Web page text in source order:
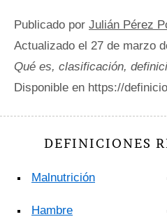
Publicado por Julián Pérez
Actualizado el 27 de marzo
Qué es, clasificación,
Disponible en https://
DEFINICIONES
Malnutrición
Hambre